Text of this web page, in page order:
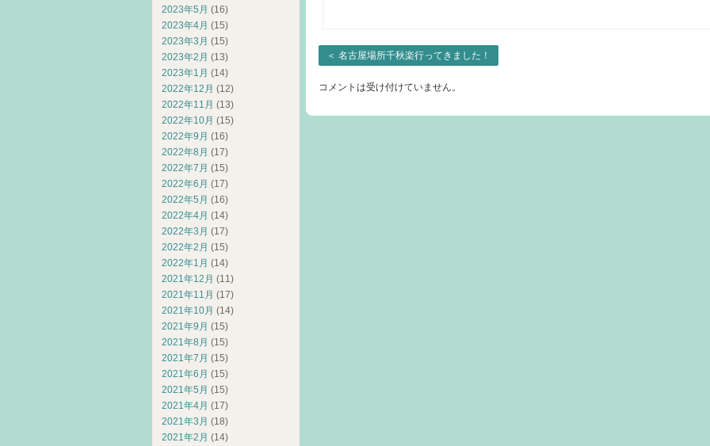
＜ 名古屋場所千秋楽行ってきました！
コメントは受け付けていません。
2023年5月 (16)
2023年4月 (15)
2023年3月 (15)
2023年2月 (13)
2023年1月 (14)
2022年12月 (12)
2022年11月 (13)
2022年10月 (15)
2022年9月 (16)
2022年8月 (17)
2022年7月 (15)
2022年6月 (17)
2022年5月 (16)
2022年4月 (14)
2022年3月 (17)
2022年2月 (15)
2022年1月 (14)
2021年12月 (11)
2021年11月 (17)
2021年10月 (14)
2021年9月 (15)
2021年8月 (15)
2021年7月 (15)
2021年6月 (15)
2021年5月 (15)
2021年4月 (17)
2021年3月 (18)
2021年2月 (14)